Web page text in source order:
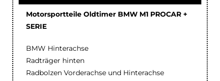
Motorsportteile Oldtimer BMW M1 PROCAR +
SERIE
BMW Hinterachse
Radträger hinten
Radbolzen Vorderachse und Hinterachse